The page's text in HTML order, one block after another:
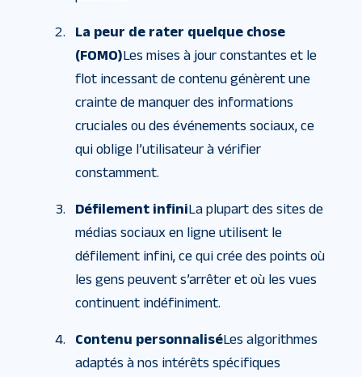
La peur de rater quelque chose
(FOMO)Les mises à jour constantes et le
flot incessant de contenu génèrent une
crainte de manquer des informations
cruciales ou des événements sociaux, ce
qui oblige l’utilisateur à vérifier
constamment.
Défilement infiniLa plupart des sites de
médias sociaux en ligne utilisent le
défilement infini, ce qui crée des points où
les gens peuvent s’arrêter et où les vues
continuent indéfiniment.
Contenu personnaliséLes algorithmes
adaptés à nos intérêts spécifiques